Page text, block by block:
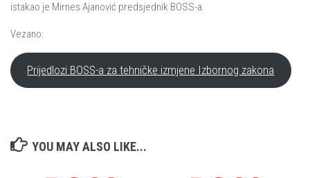
istakao je Mirnes Ajanović predsjednik BOSS-a.
Vezano:
Prijedlozi BOSS-a za tehničke izmjene Izbornog zakona
YOU MAY ALSO LIKE...